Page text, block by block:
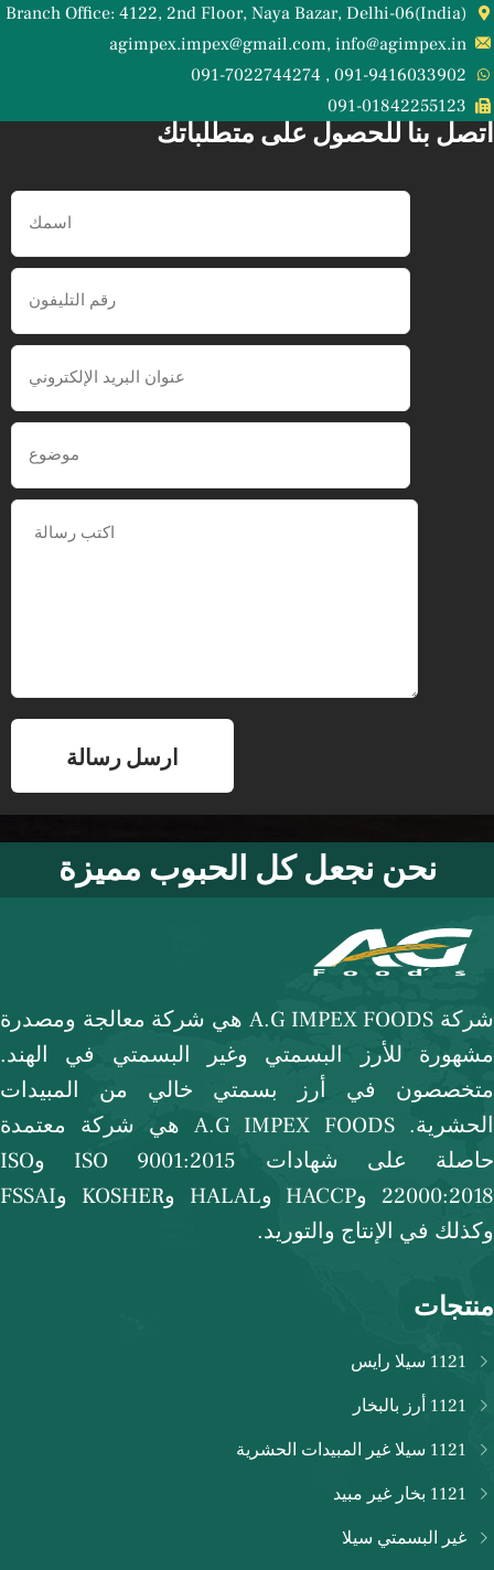
Branch Office: 4122, 2nd Floor, Naya Bazar, Delhi-06(India)
agimpex.impex@gmail.com, info@agimpex.in
091-9416033902 , 091-7022744274
091-01842255123
اتصل بنا للحصول على متطلباتك
نحن نجعل كل الحبوب مميزة
شركة A.G IMPEX FOODS هي شركة معالجة ومصدرة
مشهورة للأرز البسمتي وغير البسمتي في الهند.
متخصصون في أرز بسمتي خالي من المبيدات
الحشرية. A.G IMPEX FOODS هي شركة معتمدة
حاصلة على شهادات ISO 9001:2015 وISO
22000:2018 وHACCP وHALAL وKOSHER وFSSAI
وكذلك في الإنتاج والتوريد.
منتجات
1121 سيلا رايس
1121 أرز بالبخار
1121 سيلا غير المبيدات الحشرية
1121 بخار غير مبيد
غير البسمتي سيلا